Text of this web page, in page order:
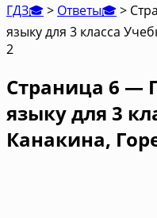
ГДЗ🎓> Ответы🎓>
языку для 3 класса
2
Страница 6 —
языку для 3
Канакина,